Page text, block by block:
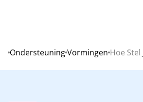
Home
OndersteuningVormingen Hoe Stel